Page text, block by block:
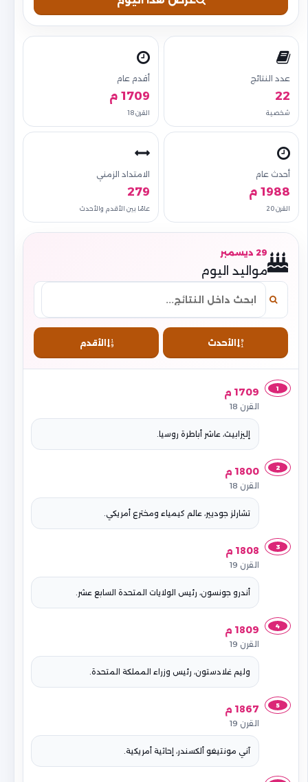
عدد النتائج
22
شخصية
أقدم عام
1709 م
القرن 18
أحدث عام
1988 م
القرن 20
الامتداد الزمني
279
عامًا بين الأقدم والأحدث
29 ديسمبر
مواليد اليوم
الأحدث الأقدم
1 1709 م
القرن 18
إليزابيث، عاشر أباطرة روسيا.
2 1800 م
القرن 18
تشارلز جوديير، عالم كيمياء ومخترع أمريكي.
3 1808 م
القرن 19
أندرو جونسون، رئيس الولايات المتحدة السابع عشر.
4 1809 م
القرن 19
وليم غلادستون، رئيس وزراء المملكة المتحدة.
5 1867 م
القرن 19
آني مونتيغو ألكسندر، إحاثية أمريكية.